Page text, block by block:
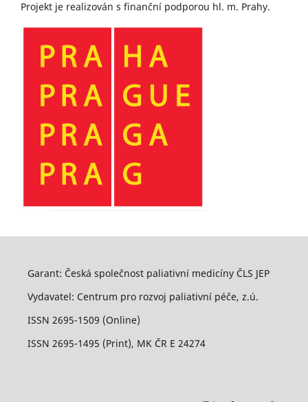
Projekt je realizován s finanční podporou hl. m. Prahy.
Garant: Česká společnost paliativní medicíny ČLS JEP
Vydavatel: Centrum pro rozvoj paliativní péče, z.ú.
ISSN 2695-1509 (Online)
ISSN 2695-1495 (Print), MK ČR E 24274